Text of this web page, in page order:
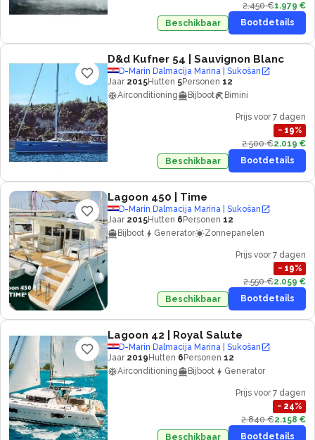
2.450 €1.979 €
Beschikbaar
Bootdetails
D&d Kufner 54 | Sauvignon Blanc
D-Marin Dalmacija Marina | Sukošan
Jaar 2015Hutten 5Personen 12
Airconditioning
Bijboot Bimini
Prijs voor 7 dagen
− 19%
2.500 €2.019 €
Beschikbaar
Bootdetails
Lagoon 450 | Time
D-Marin Dalmacija Marina | Sukošan
Jaar 2015Hutten 6 Personen 12
Bijboot
Generator Zonnepanelen
Prijs voor 7 dagen
− 19%
2.550 €2.059 €
Beschikbaar
Bootdetails
Lagoon 42 | Royal Salute
D-Marin Dalmacija Marina | Sukošan
Jaar 2019 Hutten 6 Personen 12
Airconditioning
Bijboot Generator
Prijs voor 7 dagen
− 24%
2.840 €2.158 €
Beschikbaar
Bootdetails